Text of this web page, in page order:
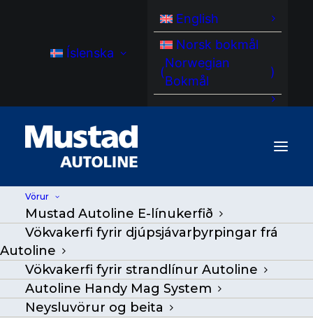
Íslenska
English
Norsk bokmål
(
Norwegian
Bokmål
)
Vörur
Mustad Autoline E-línukerfið
Vökvakerfi fyrir djúpsjávarþyrpingar frá
Autoline
Vökvakerfi fyrir strandlínur Autoline
Autoline Handy Mag System
Neysluvörur og beita
MA LR 320 LineRetriver
Heim/Vörur|Go Back|